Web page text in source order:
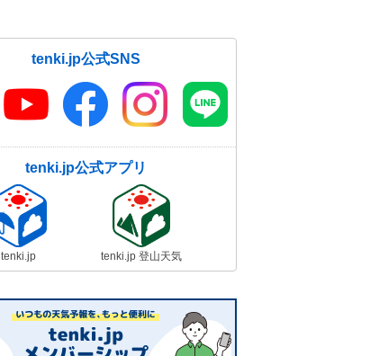
tenki.jp公式SNS
tenki.jp公式アプリ
tenki.jp tenki.jp 登山天気